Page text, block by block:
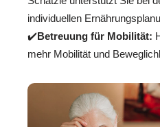
individuellen
✔️Betreuung für Mobilität:
mehr Mobilität und